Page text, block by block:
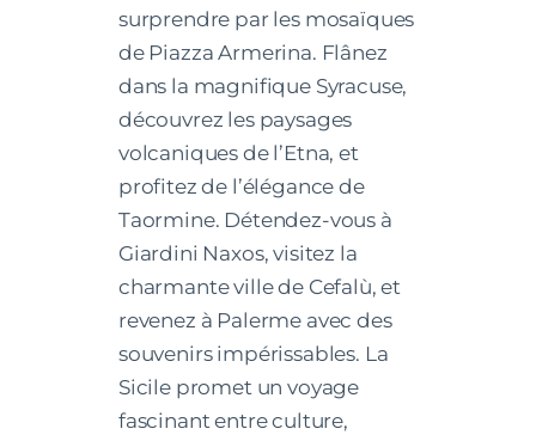
surprendre par les mosaïques
de Piazza Armerina. Flânez
dans la magnifique Syracuse,
découvrez les paysages
volcaniques de l’Etna, et
profitez de l’élégance de
Taormine. Détendez-vous à
Giardini Naxos, visitez la
charmante ville de Cefalù, et
revenez à Palerme avec des
souvenirs impérissables. La
Sicile promet un voyage
fascinant entre culture,